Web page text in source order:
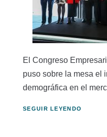
El Congreso
puso sobre la mesa el
demográfica en el
SEGUIR LEYENDO